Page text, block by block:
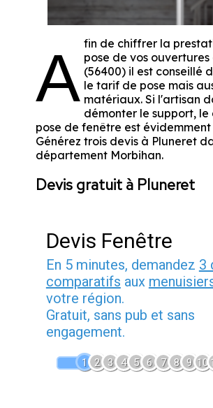
A fin de chiffrer la
pose de vos
(56400) il est conseillé
le tarif de pose mais
matériaux. Si l'artisan
démonter le support,
pose de fenêtre est évidemment
Générez trois devis à Pluneret
département Morbihan.
Devis gratuit à Pluneret
Devis Fenêtre
En 5 minutes, demandez 3
comparatifs aux
votre région.
Gratuit, sans pub et sans
engagement.
1 2 3 4 5 6 7 8 9 10